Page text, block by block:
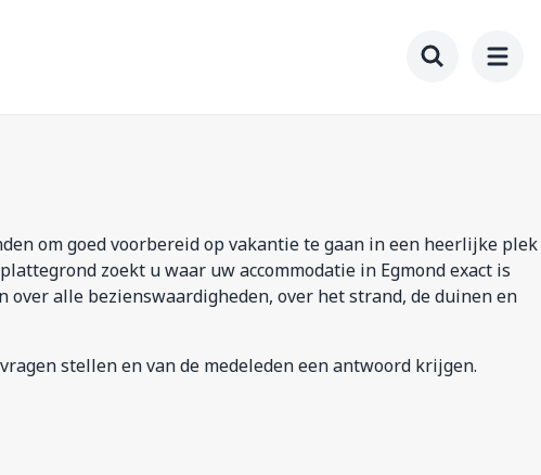
om goed voorbereid op vakantie te gaan in een heerlijke plek
zoekt u waar uw accommodatie in Egmond exact is
alle bezienswaardigheden, over het strand, de duinen en
stellen en van de medeleden een antwoord krijgen.